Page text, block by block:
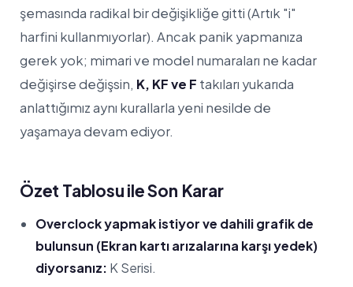
şemasında radikal bir değişikliğe gitti (Artık "i"
harfini kullanmıyorlar). Ancak panik yapmanıza
gerek yok; mimari ve model numaraları ne kadar
değişirse değişsin, K, KF ve F takıları yukarıda
anlattığımız aynı kurallarla yeni nesilde de
yaşamaya devam ediyor.
Özet Tablosu ile Son Karar
Overclock yapmak istiyor ve dahili grafik de
bulunsun (Ekran kartı arızalarına karşı yedek)
diyorsanız: K Serisi.